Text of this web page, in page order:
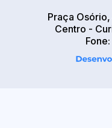
Praça
Centro -